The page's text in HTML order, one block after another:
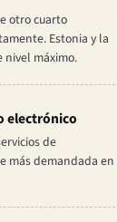
otro cuarto
Estonia y la
nivel máximo.
electrónico
de
más demandada en